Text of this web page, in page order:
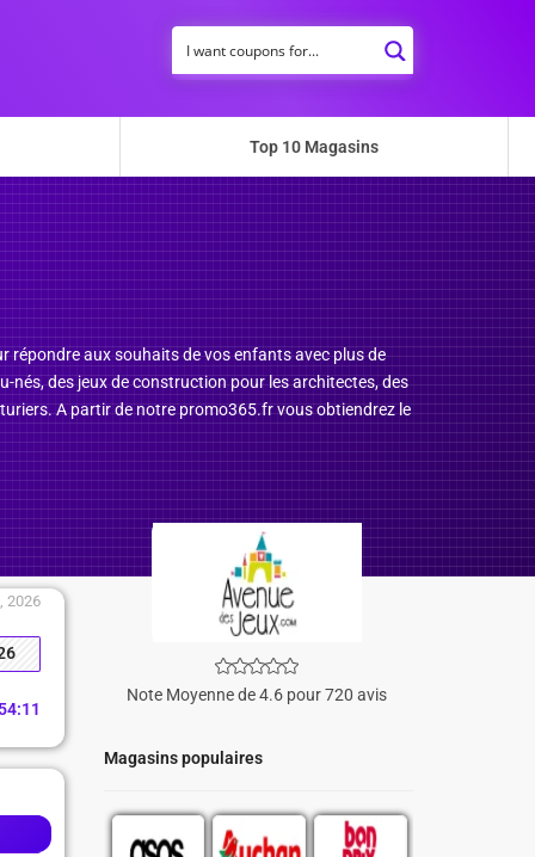
Top 10 Magasins
répondre aux souhaits de vos enfants avec plus de
nés, des jeux de construction pour les architectes, des
A partir de notre promo365.fr vous obtiendrez le
Note Moyenne de 4.6 pour 720 avis
Magasins populaires
2026
:10